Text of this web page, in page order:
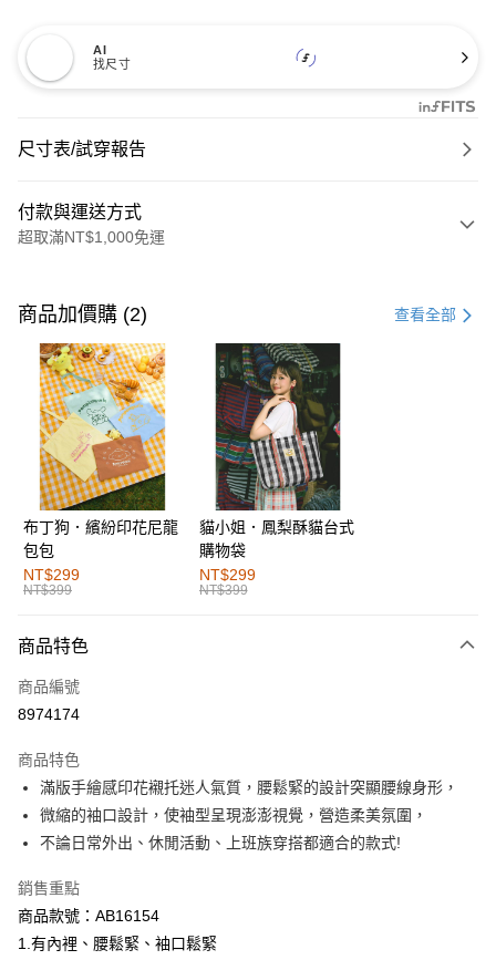
AI
找尺寸
尺寸表/試穿報告
付款與運送方式
超取滿NT$1,000免運
信用卡一次付款
購物金
超商取貨付款
LINE Pay
街口支付
運送方式
全家取貨付款
每筆NT$60，滿NT$1,000(含以上)免運費
付款後全家取貨
萊爾富取貨付款
付款後萊爾富取貨
每筆NT$60，滿NT$1,000(含以上)免運費
7-11取貨付款
每筆NT$60，滿NT$1,000(含以上)免運費
付款後7-11取貨
每筆NT$60，滿NT$1,000(含以上)免運費
商品加價購 (2) 查看全部
布丁狗．繽紛印花尼龍
包包
NT$299
NT$399
貓小姐．鳳梨酥貓台式
購物袋
NT$299
NT$399
商品特色
商品編號
8974174
商品特色
滿版手繪感印花襯托迷人氣質，腰鬆緊的設計突顯腰線身形，
微縮的袖口設計，使袖型呈現澎澎視覺，營造柔美氛圍，
不論日常外出、休閒活動、上班族穿搭都適合的款式!
銷售重點
商品款號：AB16154
1.有內裡、腰鬆緊、袖口鬆緊